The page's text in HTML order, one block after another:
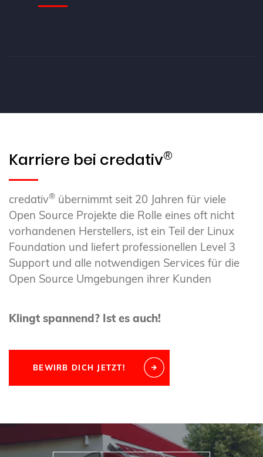
Karriere bei credativ®
credativ® übernimmt seit 20 Jahren für viele
Open Source Projekte die Rolle eines oft nicht
vorhandenen Herstellers, ist ein Teil der Linux
Foundation und liefert professionellen Level 3
Support und alle notwendigen Services für die
Open Source Umgebungen ihrer Kunden
Klingt spannend? Ist es auch!
BEWIRB DICH JETZT!